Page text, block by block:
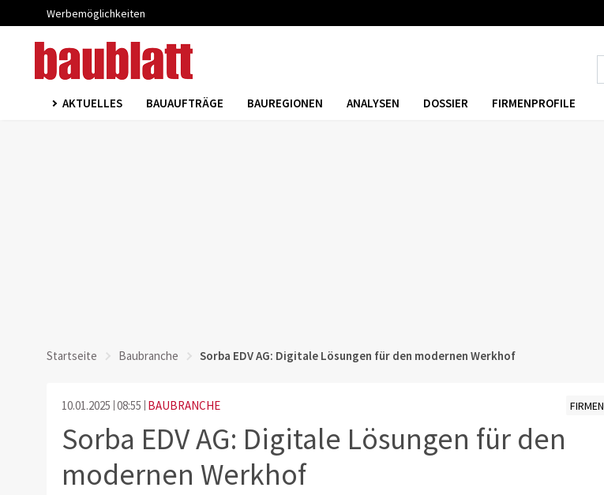
Werbemöglichkeiten
AKTUELLES BAUAUFTRÄGE BAUREGIONEN ANALYSEN DOSSIER FIRMENPROFILE
Startseite Baubranche Sorba EDV AG: Digitale Lösungen für den modernen Werkhof
10.01.2025 08:55 BAUBRANCHE FIRMEN
Sorba EDV AG: Digitale Lösungen für den
modernen Werkhof